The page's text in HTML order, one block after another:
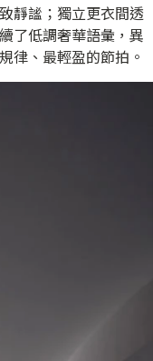
靜謐；獨立更衣間透
了低調奢華語彙，異
律、最輕盈的節拍。